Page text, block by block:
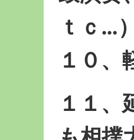
ｔｃ…
１０、
１１、